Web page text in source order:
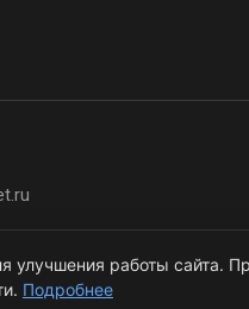
работы сайта.
Подробнее